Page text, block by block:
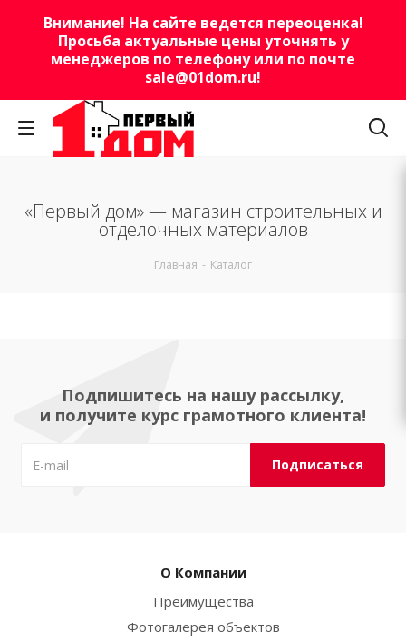
Внимание! На сайте ведется переоценка!
Просьба актуальные цены уточнять у
менеджеров по телефону или по почте
sale@01dom.ru!
«Первый дом» — магазин строительных и
отделочных материалов
Главная - Каталог
Подпишитесь на нашу рассылку,
и получите курс грамотного клиента!
О Компании
Преимущества
Фотогалерея объектов